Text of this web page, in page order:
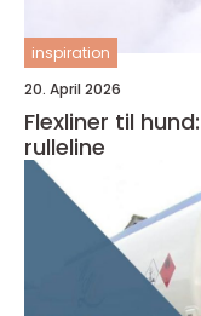
inspiration
20. April 2026
Flexliner til
rulleline